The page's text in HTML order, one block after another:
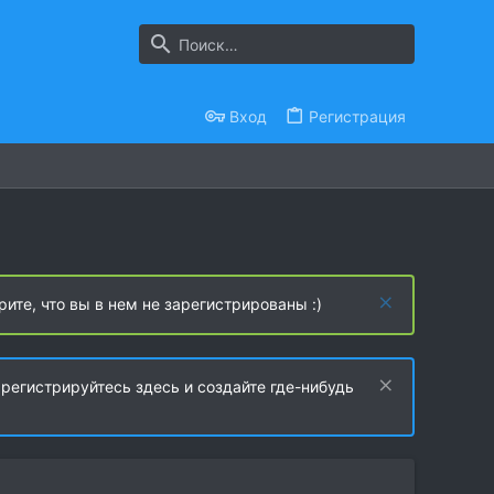
Вход Регистрация
что вы в нем не зарегистрированы :)
здесь и создайте где-нибудь